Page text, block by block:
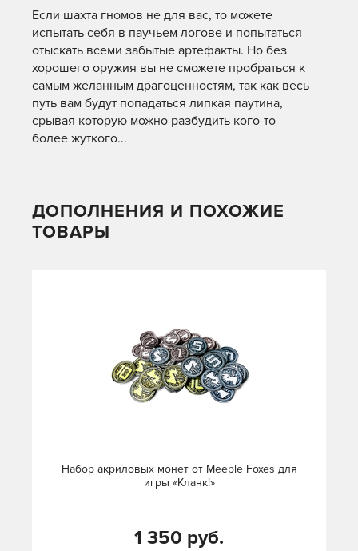
Если шахта гномов не для вас, то можете
испытать себя в паучьем логове и попытаться
отыскать всеми забытые артефакты. Но без
хорошего оружия вы не сможете пробраться к
самым желанным драгоценностям, так как весь
путь вам будут попадаться липкая паутина,
срывая которую можно разбудить кого-то
более жуткого...
ДОПОЛНЕНИЯ И ПОХОЖИЕ
ТОВАРЫ
Набор акриловых монет от Meeple Foxes для
игры «Кланк!»
1 350 руб.